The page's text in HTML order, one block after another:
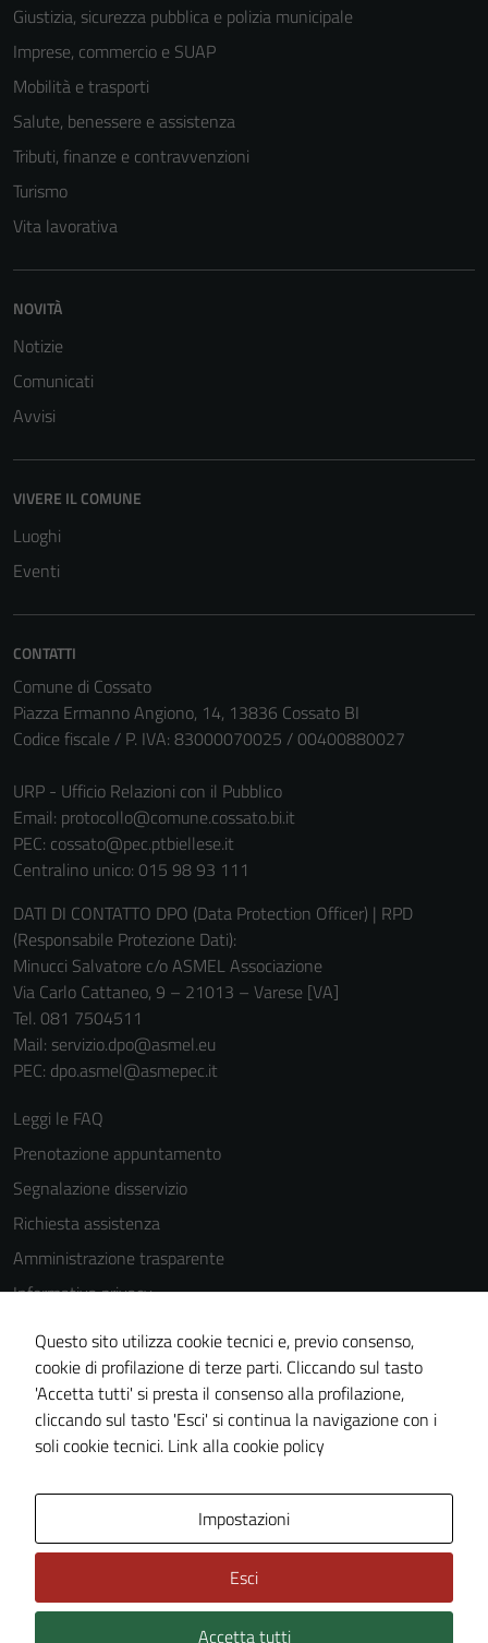
Giustizia, sicurezza pubblica e polizia municipale
Imprese, commercio e SUAP
Mobilità e trasporti
Salute, benessere e assistenza
Tributi, finanze e contravvenzioni
Turismo
Vita lavorativa
NOVITÀ
Notizie
Comunicati
Avvisi
VIVERE IL COMUNE
Luoghi
Eventi
CONTATTI
Comune di Cossato
Piazza Ermanno Angiono, 14, 13836 Cossato BI
Codice fiscale / P. IVA: 83000070025 / 00400880027
URP - Ufficio Relazioni con il Pubblico
Email: protocollo@comune.cossato.bi.it
PEC: cossato@pec.ptbiellese.it
Centralino unico: 015 98 93 111
DATI DI CONTATTO DPO (Data Protection Officer) | RPD
(Responsabile Protezione Dati):
Minucci Salvatore c/o ASMEL Associazione
Via Carlo Cattaneo, 9 – 21013 – Varese [VA]
Tel. 081 7504511
Mail: servizio.dpo@asmel.eu
PEC: dpo.asmel@asmepec.it
Leggi le FAQ
Prenotazione appuntamento
Segnalazione disservizio
Richiesta assistenza
Amministrazione trasparente
Informativa privacy
Cookie Policy
Note legali
Dichiarazione di accessibilità
Piano di miglioramento del sito
Questo sito utilizza cookie tecnici e, previo consenso,
cookie di profilazione di terze parti. Cliccando sul tasto
'Accetta tutti' si presta il consenso alla profilazione,
cliccando sul tasto 'Esci' si continua la navigazione con i
soli cookie tecnici. Link alla cookie policy
Impostazioni
Esci
Accetta tutti
Tecnici
Questi cookie
per il
funzionamento
disabilitati.
non raccolgono
informazioni